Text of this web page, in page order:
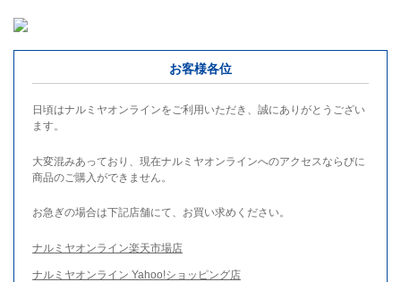
お客様各位
日頃はナルミヤオンラインをご利用いただき、誠にありがとうござい
ます。
大変混みあっており、現在ナルミヤオンラインへのアクセスならびに
商品のご購入ができません。
お急ぎの場合は下記店舗にて、お買い求めください。
ナルミヤオンライン楽天市場店
ナルミヤオンライン Yahoo!ショッピング店